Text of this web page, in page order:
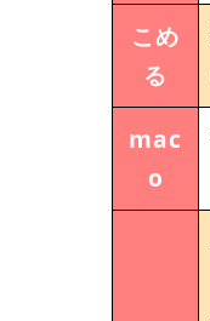
こめ
る
mac
o